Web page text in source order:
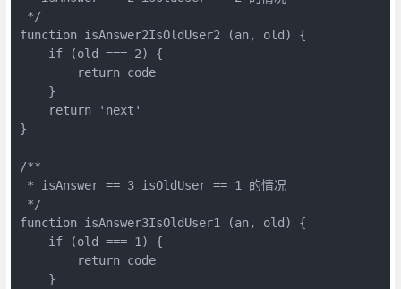
*/
function isAnswer2IsOldUser2 (an, old) {
    if (old === 2) {
        return code
    }
    return 'next'
}
/**
* isAnswer == 3 isOldUser == 1 的情况
*/
function isAnswer3IsOldUser1 (an, old) {
    if (old === 1) {
        return code
    }